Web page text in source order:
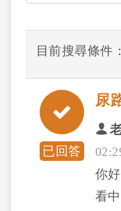
目前搜尋條件：
已回答
尿
你
看